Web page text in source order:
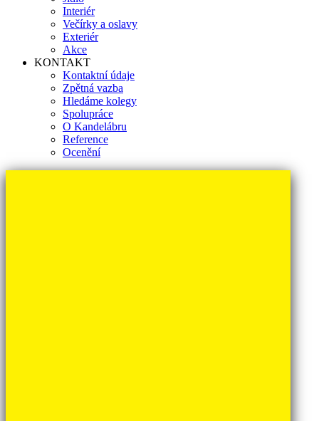
Interiér
Večírky a oslavy
Exteriér
Akce
KONTAKT
Kontaktní údaje
Zpětná vazba
Hledáme kolegy
Spolupráce
O Kandelábru
Reference
Ocenění